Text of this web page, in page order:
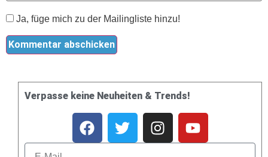
Ja, füge mich zu der Mailingliste hinzu!
Verpasse keine Neuheiten & Trends!